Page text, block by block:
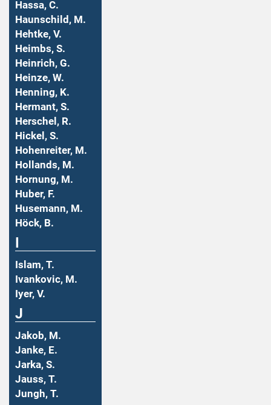
Hassa, C.
Haunschild, M.
Hehtke, V.
Heimbs, S.
Heinrich, G.
Heinze, W.
Henning, K.
Hermant, S.
Herschel, R.
Hickel, S.
Hohenreiter, M.
Hollands, M.
Hornung, M.
Huber, F.
Husemann, M.
Höck, B.
Islam, T.
Ivankovic, M.
Iyer, V.
J
Jakob, M.
Janke, E.
Jarka, S.
Jauss, T.
Jungh, T.